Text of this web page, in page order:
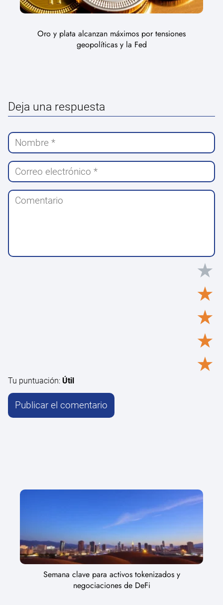
Oro y plata alcanzan máximos por tensiones
geopolíticas y la Fed
Deja una respuesta
★
★
★
★
★
Tu puntuación: Útil
Semana clave para activos tokenizados y
negociaciones de DeFi